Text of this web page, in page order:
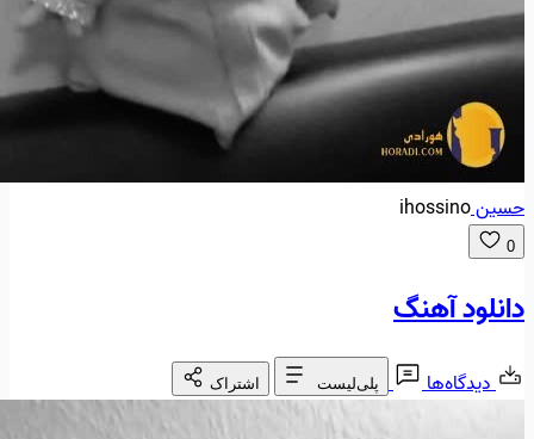
حسینihossino
0
دانلود آهنگ
دیدگاه‌ها پلی‌لیست اشتراک